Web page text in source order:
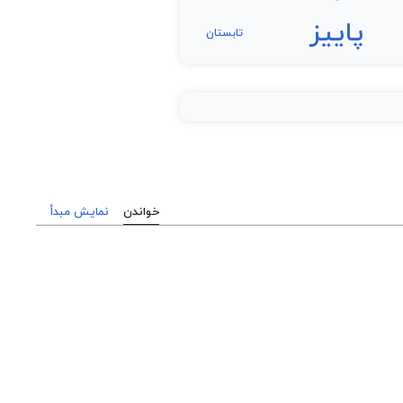
پاییز تابستان
خواندن نمایش مبدأ